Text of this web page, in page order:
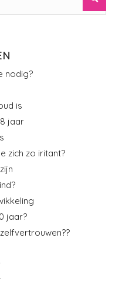
nodig?
is
jaar
zich zo iritant?
jaar?